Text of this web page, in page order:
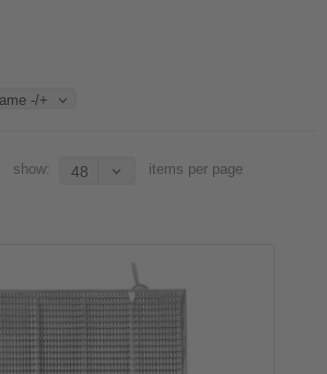
-/+
show: 48 items per page